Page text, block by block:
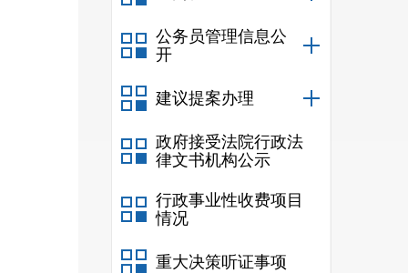
公务员管理信息公
开
建议提案办理
政府接受法院行政法
律文书机构公示
行政事业性收费项目
情况
重大决策听证事项